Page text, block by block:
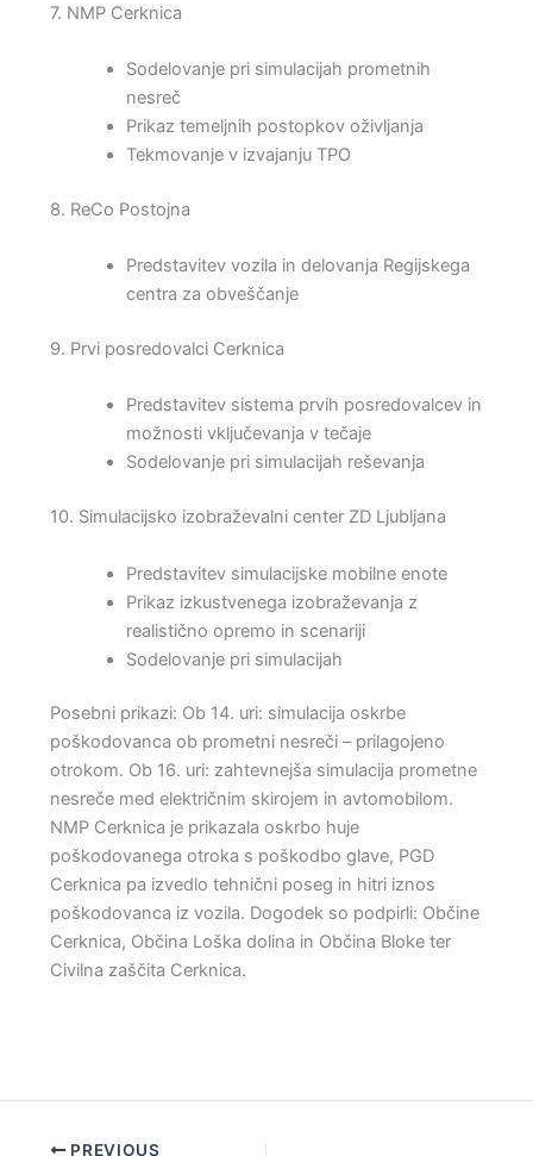
7. NMP Cerknica
Sodelovanje pri simulacijah prometnih
nesreč
Prikaz temeljnih postopkov oživljanja
Tekmovanje v izvajanju TPO
8. ReCo Postojna
Predstavitev vozila in delovanja Regijskega
centra za obveščanje
9. Prvi posredovalci Cerknica
Predstavitev sistema prvih posredovalcev in
možnosti vključevanja v tečaje
Sodelovanje pri simulacijah reševanja
10. Simulacijsko izobraževalni center ZD Ljubljana
Predstavitev simulacijske mobilne enote
Prikaz izkustvenega izobraževanja z
realistično opremo in scenariji
Sodelovanje pri simulacijah
Posebni prikazi: Ob 14. uri: simulacija oskrbe
poškodovanca ob prometni nesreči – prilagojeno
otrokom. Ob 16. uri: zahtevnejša simulacija prometne
nesreče med električnim skirojem in avtomobilom.
NMP Cerknica je prikazala oskrbo huje
poškodovanega otroka s poškodbo glave, PGD
Cerknica pa izvedlo tehnični poseg in hitri iznos
poškodovanca iz vozila. Dogodek so podpirli: Občine
Cerknica, Občina Loška dolina in Občina Bloke ter
Civilna zaščita Cerknica.
PREVIOUS